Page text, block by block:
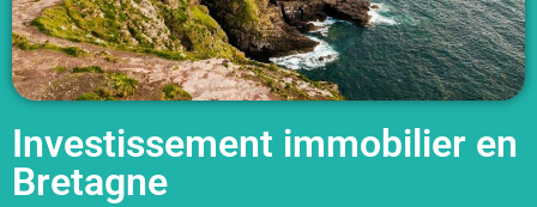
Investissement immobilier en
Bretagne